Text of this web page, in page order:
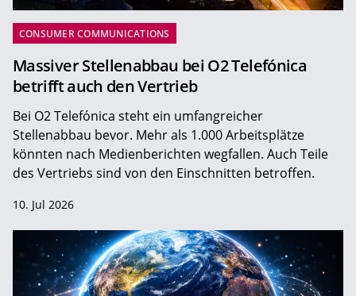
CONSUMER COMMUNICATIONS
Massiver Stellenabbau bei O2 Telefónica
betrifft auch den Vertrieb
Bei O2 Telefónica steht ein umfangreicher
Stellenabbau bevor. Mehr als 1.000 Arbeitsplätze
könnten nach Medienberichten wegfallen. Auch Teile
des Vertriebs sind von den Einschnitten betroffen.
10. Jul 2026